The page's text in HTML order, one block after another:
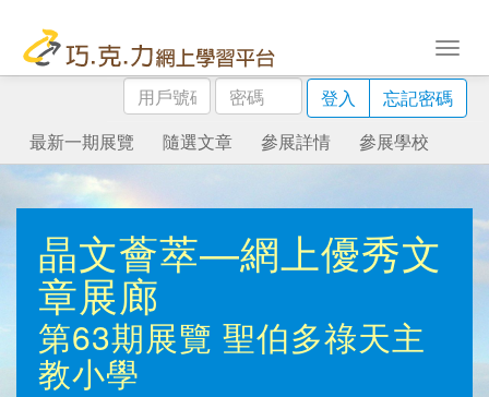
用
戶
號
碼
密
碼
登入
忘記密碼
最新一期展覽
隨選文章 參展詳情 參展學校
晶文薈萃—網上優秀文
章展廊
第63期展覽 聖伯多祿天主
教小學